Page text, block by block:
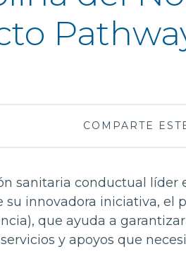
COMPARTE
sanitaria conductual líder
innovadora iniciativa, el
que ayuda a
y apoyos que